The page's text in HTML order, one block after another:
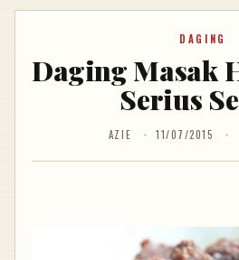
DAGING
Daging Masak
Serius
AZIE 11/07/2015